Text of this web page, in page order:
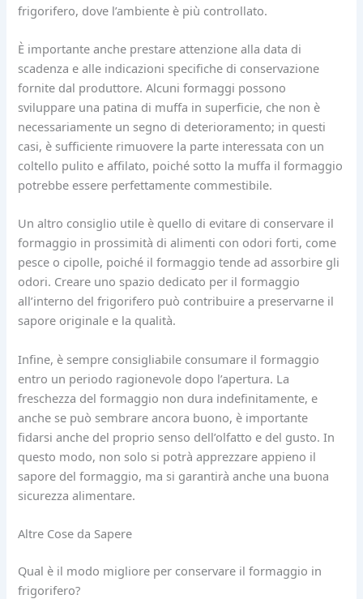
frigorifero, dove l’ambiente è più controllato.
È importante anche prestare attenzione alla data di
scadenza e alle indicazioni specifiche di conservazione
fornite dal produttore. Alcuni formaggi possono
sviluppare una patina di muffa in superficie, che non è
necessariamente un segno di deterioramento; in questi
casi, è sufficiente rimuovere la parte interessata con un
coltello pulito e affilato, poiché sotto la muffa il formaggio
potrebbe essere perfettamente commestibile.
Un altro consiglio utile è quello di evitare di conservare il
formaggio in prossimità di alimenti con odori forti, come
pesce o cipolle, poiché il formaggio tende ad assorbire gli
odori. Creare uno spazio dedicato per il formaggio
all’interno del frigorifero può contribuire a preservarne il
sapore originale e la qualità.
Infine, è sempre consigliabile consumare il formaggio
entro un periodo ragionevole dopo l’apertura. La
freschezza del formaggio non dura indefinitamente, e
anche se può sembrare ancora buono, è importante
fidarsi anche del proprio senso dell’olfatto e del gusto. In
questo modo, non solo si potrà apprezzare appieno il
sapore del formaggio, ma si garantirà anche una buona
sicurezza alimentare.
Altre Cose da Sapere
Qual è il modo migliore per conservare il formaggio in
frigorifero?